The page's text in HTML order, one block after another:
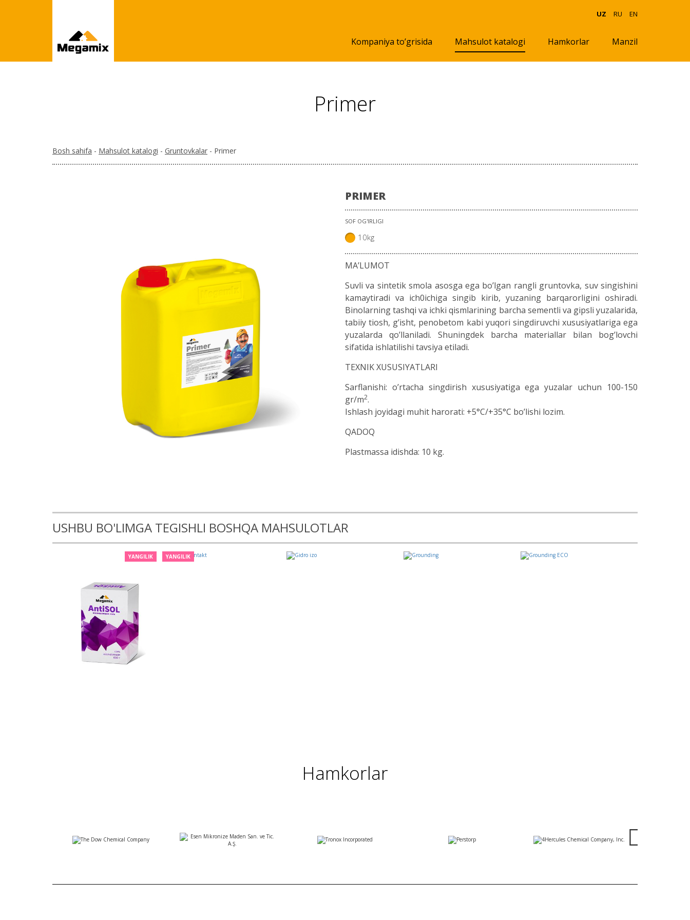
UZ RU EN
Kompaniya to’grisida Mahsulot katalogi Hamkorlar Manzil
Primer
Bosh sahifa - Mahsulot katalogi - Gruntovkalar - Primer
PRIMER
SOF OG'IRLIGI
10kg
MA’LUMOT
Suvli va sintetik smola asosga ega bo’lgan rangli gruntovka, suv singishini
kamaytiradi va ich0ichiga singib kirib, yuzaning barqarorligini oshiradi.
Binolarning tashqi va ichki qismlarining barcha sementli va gipsli yuzalarida,
tabiiy tiosh, g’isht, penobetom kabi yuqori singdiruvchi xususiyatlariga ega
yuzalarda qo’llaniladi. Shuningdek barcha materiallar bilan bog’lovchi
sifatida ishlatilishi tavsiya etiladi.
TEXNIK XUSUSIYATLARI
Sarflanishi: o’rtacha singdirish xususiyatiga ega yuzalar uchun 100-150
gr/m2.
Ishlash joyidagi muhit harorati: +5°C/+35°C bo’lishi lozim.
QADOQ
Plastmassa idishda: 10 kg.
USHBU BO'LIMGA TEGISHLI BOSHQA MAHSULOTLAR
YANGILIK YANGILIK
Hamkorlar